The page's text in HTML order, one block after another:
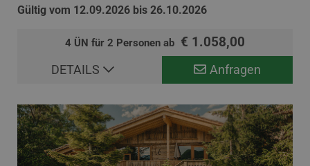
Gültig vom 12.09.2026 bis 26.10.2026
4 ÜN für 2 Personen ab € 1.058,00
Anfragen
DETAILS